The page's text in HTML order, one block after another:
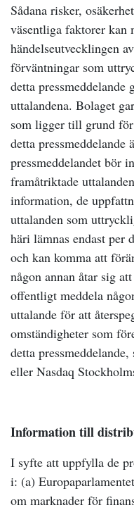
Sådana risker,
väsentliga faktorer kan
händelseutvecklingen
förväntningar som
detta pressmeddelande
uttalandena. Bolaget
som ligger till grund
detta pressmeddelande
pressmeddelandet bör
framåtriktade
information, de
uttalanden som
häri lämnas endast per
och kan komma att
någon annan åtar sig
offentligt meddela
uttalande för att
omständigheter som
detta
eller Nasdaq
Information till
I syfte att uppfylla de
i: (a)
om marknader för